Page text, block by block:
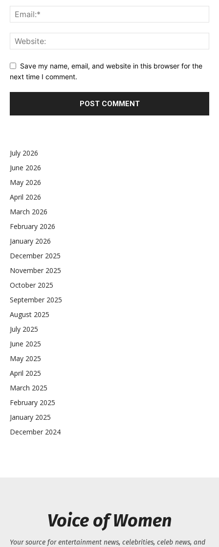
Save my name, email, and website in this browser for the
next time I comment.
July 2026
June 2026
May 2026
April 2026
March 2026
February 2026
January 2026
December 2025
November 2025
October 2025
September 2025
August 2025
July 2025
June 2025
May 2025
April 2025
March 2025
February 2025
January 2025
December 2024
Voice of Women
Your source for entertainment news, celebrities, celeb news, and